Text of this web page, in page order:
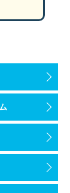
メです。例え
マイナスな情
可能性がありま
の記事を参考